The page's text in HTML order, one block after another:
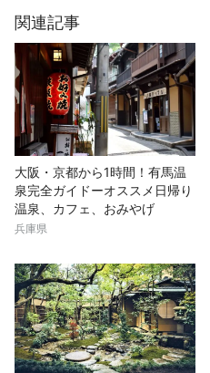
関連記事
大阪・京都から1時間！有馬温
泉完全ガイドーオススメ日帰り
温泉、カフェ、おみやげ
兵庫県